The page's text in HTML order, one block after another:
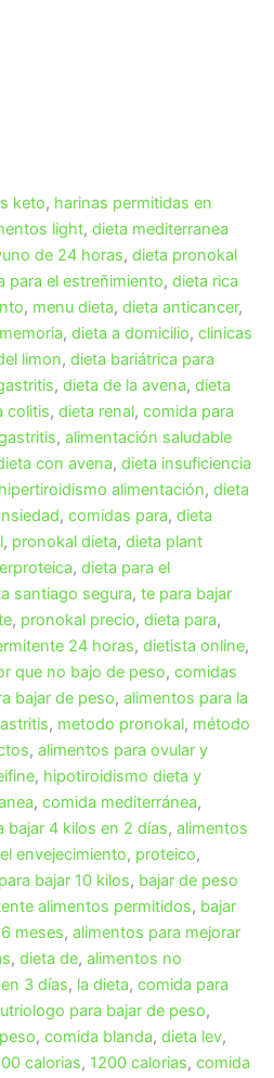
keto, harinas permitidas en
light, dieta mediterranea
de 24 horas, dieta pronokal
para el estreñimiento, dieta rica
, menu dieta, dieta anticancer,
, dieta a domicilio, clinicas
limon, dieta bariátrica para
, dieta de la avena, dieta
colitis, dieta renal, comida para
, alimentación saludable
con avena, dieta insuficiencia
hipertiroidismo alimentación, dieta
, comidas para, dieta
, pronokal dieta, dieta plant
, dieta para el
santiago segura, te para bajar
, pronokal precio, dieta para,
24 horas, dietista online,
que no bajo de peso, comidas
bajar de peso, alimentos para la
, metodo pronokal, método
, alimentos para ovular y
, hipotiroidismo dieta y
, comida mediterránea,
bajar 4 kilos en 2 días, alimentos
envejecimiento, proteico,
bajar 10 kilos, bajar de peso
alimentos permitidos, bajar
meses, alimentos para mejorar
, dieta de, alimentos no
3 días, la dieta, comida para
para bajar de peso,
, comida blanda, dieta lev,
calorias, 1200 calorias, comida